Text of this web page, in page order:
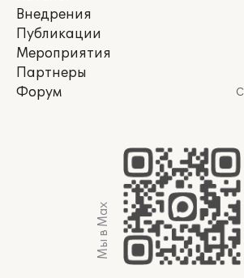
Внедрения
Публикации
Мероприятия
Партнеры
Форум
Мы в Max